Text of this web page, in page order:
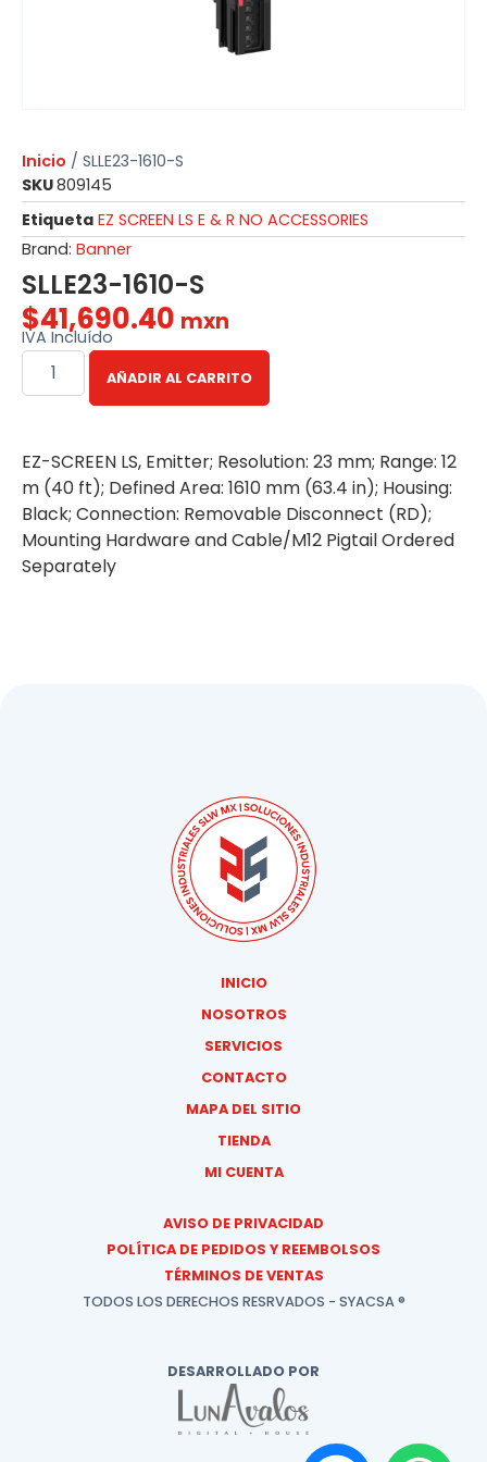
Inicio / SLLE23-1610-S
SKU809145
Etiqueta EZ SCREEN LS E & R NO ACCESSORIES
Brand: Banner
SLLE23-1610-S
$41,690.40 mxn
IVA Incluído
AÑADIR AL CARRITO
EZ-SCREEN LS, Emitter; Resolution: 23 mm; Range: 12
m (40 ft); Defined Area: 1610 mm (63.4 in); Housing:
Black; Connection: Removable Disconnect (RD);
Mounting Hardware and Cable/M12 Pigtail Ordered
Separately
INICIO
NOSOTROS
SERVICIOS
CONTACTO
MAPA DEL SITIO
TIENDA
MI CUENTA
AVISO DE PRIVACIDAD
POLÍTICA DE PEDIDOS Y REEMBOLSOS
TÉRMINOS DE VENTAS
TODOS LOS DERECHOS RESRVADOS - SYACSA ®
DESARROLLADO POR